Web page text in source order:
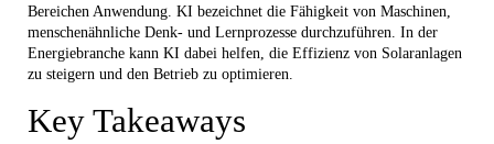
Bereichen Anwendung. KI bezeichnet die Fähigkeit von Maschinen,
menschenähnliche Denk- und Lernprozesse durchzuführen. In der
Energiebranche kann KI dabei helfen, die Effizienz von Solaranlagen
zu steigern und den Betrieb zu optimieren.
Key Takeaways